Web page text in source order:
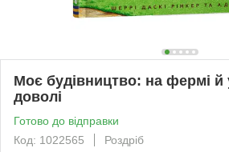
Моє будівництво: на фермі й
доволі
Готово до відправки
Код: 1022565
Роздріб